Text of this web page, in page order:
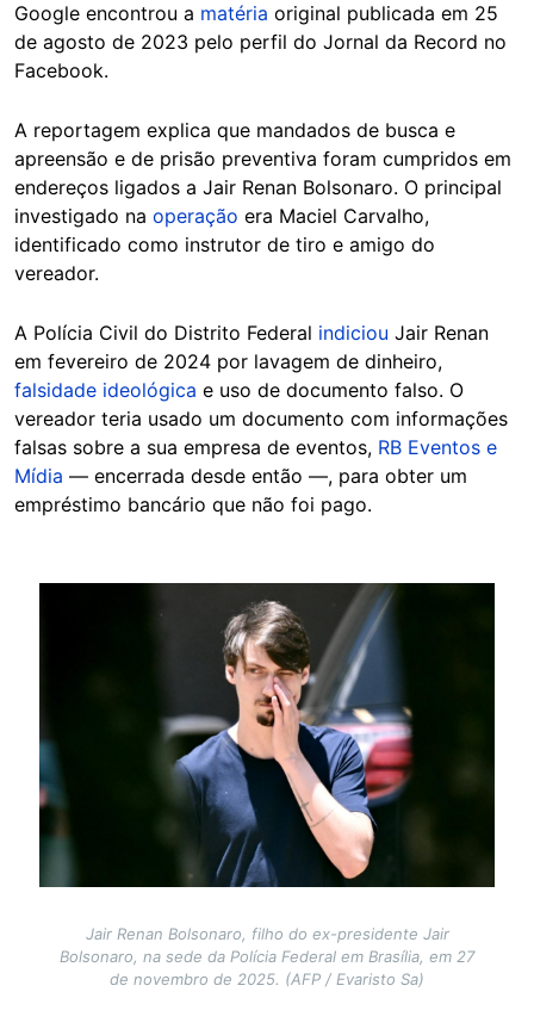
Google encontrou a matéria original publicada em 25
de agosto de 2023 pelo perfil do Jornal da Record no
Facebook.
A reportagem explica que mandados de busca e
apreensão e de prisão preventiva foram cumpridos em
endereços ligados a Jair Renan Bolsonaro. O principal
investigado na operação era Maciel Carvalho,
identificado como instrutor de tiro e amigo do
vereador.
A Polícia Civil do Distrito Federal indiciou Jair Renan
em fevereiro de 2024 por lavagem de dinheiro,
falsidade ideológica e uso de documento falso. O
vereador teria usado um documento com informações
falsas sobre a sua empresa de eventos, RB Eventos e
Mídia — encerrada desde então —, para obter um
empréstimo bancário que não foi pago.
Jair Renan Bolsonaro, filho do ex-presidente Jair
Bolsonaro, na sede da Polícia Federal em Brasília, em 27
de novembro de 2025. (AFP / Evaristo Sa)